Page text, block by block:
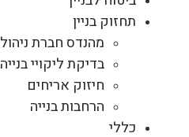
תחזוק בניין
מהנדס חברת ניהול
בדיקת ליקויי בנייה
חיזוק אריחים
הרחבות בנייה
כללי